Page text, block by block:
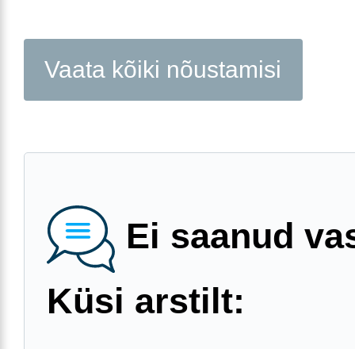
Vaata kõiki nõustamisi
Ei saanud
Küsi arstilt: